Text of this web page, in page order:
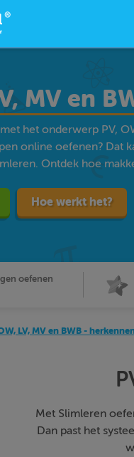
MV en
het onderwerp PV,
online oefenen? Dat
Ontdek hoe
Hoe werkt het?
oefenen
LV, MV en BWB -
Met Slimleren
Dan past het